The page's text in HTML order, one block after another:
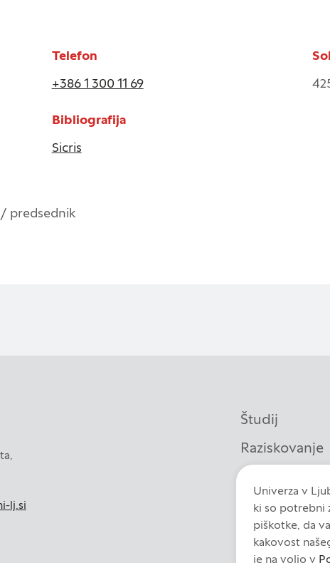
Telefon
+386 1 300 11 69
Bibliografija
Sicris
/ predsednik
lj.si
Študij
Raziskovanje
Knjižnica
Sodelovanje
Fakulteta
Univerza v
ki so potrebni
piškotke, da
kakovost
je na voljo v
samo kot odziv na vaša dejanja, ki vodijo do storitvenih
opozori na njih. V tem primeru nekateri deli spletnega mesta
mesta. Z njimi prepoznamo, katera mesta so najbolj in
kako se obiskovalci pomikajo po spletnem mestu.